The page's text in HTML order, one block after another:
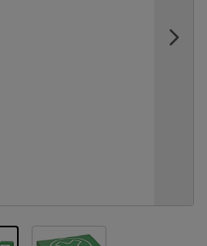
larger imageView larger image